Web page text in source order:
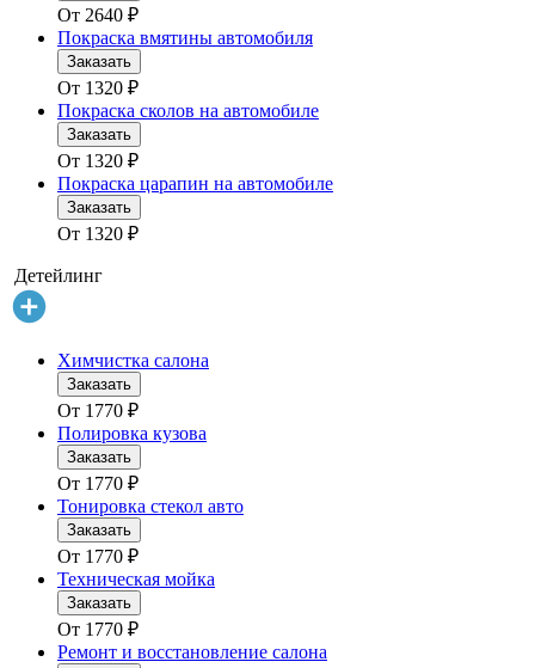
От 2640 ₽
Покраска вмятины автомобиля
Заказать
От 1320 ₽
Покраска сколов на автомобиле
Заказать
От 1320 ₽
Покраска царапин на автомобиле
Заказать
От 1320 ₽
Детейлинг
Химчистка салона
Заказать
От 1770 ₽
Полировка кузова
Заказать
От 1770 ₽
Тонировка стекол авто
Заказать
От 1770 ₽
Техническая мойка
Заказать
От 1770 ₽
Ремонт и восстановление салона